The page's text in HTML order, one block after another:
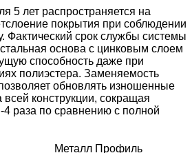
5 лет распространяется на
покрытия при соблюдении
Фактический срок службы системы
основа с цинковым слоем
способность даже при
полиэстера. Заменяемость
обновлять изношенные
всей конструкции, сокращая
раза по сравнению с полной
Металл Профиль